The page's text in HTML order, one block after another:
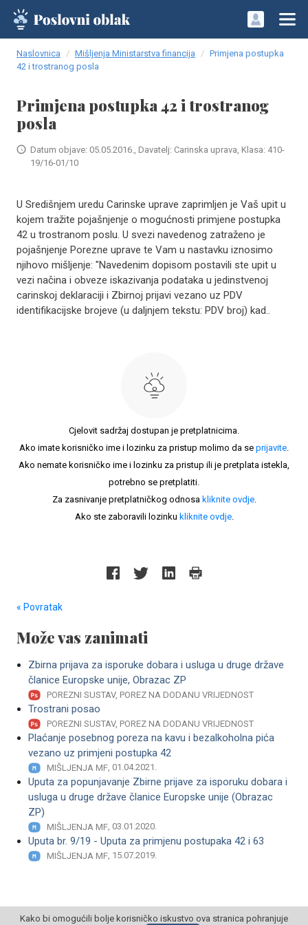
Naslovnica Mišljenja Ministarstva financija
Primjena postupka
42 i trostranog posla
Primjena postupka 42 i trostranog
posla
Datum objave: 05.05.2016., Davatelj: Carinska uprava, Klasa: 410-
19/16-01/10
U Središnjem uredu Carinske uprave zaprimljen je Vaš upit u
kojem tražite pojašnjenje o mogućnosti primjene postupka
42 u trostranom poslu. U svezi navedenog zatraženo je
pojašnjenje Porezne uprave te Vam u nastavku iznosimo
njihovo mišljenje: "Navedenim dopisom postavili ste upit u
vezi načina i obveze iskazivanja podataka u jedinstvenoj
carinskoj deklaraciji i Zbirnoj prijavi vezano uz PDV
identifikacijske brojeve (u daljnjem tekstu: PDV broj) kad..
Cjelovit sadržaj dostupan je pretplatnicima.
Ako imate korisničko ime i lozinku za pristup molimo da se prijavite.
Ako nemate korisničko ime i lozinku za pristup ili je pretplata istekla,
potrebno se pretplatiti.
Za zasnivanje pretplatničkog odnosa kliknite ovdje.
Ako ste zaboravili lozinku kliknite ovdje.
« Povratak
Može vas zanimati
Zbirna prijava za isporuke dobara i usluga u druge države
članice Europske unije, Obrazac ZP
POREZNI SUSTAV, POREZ NA DODANU VRIJEDNOST
Trostrani posao
POREZNI SUSTAV, POREZ NA DODANU VRIJEDNOST
Plaćanje posebnog poreza na kavu i bezalkoholna pića
vezano uz primjeni postupka 42
MIŠLJENJA MF, 01.04.2021.
Uputa za popunjavanje Zbirne prijave za isporuku dobara i
usluga u druge države članice Europske unije (Obrazac
ZP)
MIŠLJENJA MF, 03.01.2020.
Uputa br. 9/19 - Uputa za primjenu postupaka 42 i 63
MIŠLJENJA MF, 15.07.2019.
Kako bi omogućili bolje korisničko iskustvo ova stranica pohranjuje